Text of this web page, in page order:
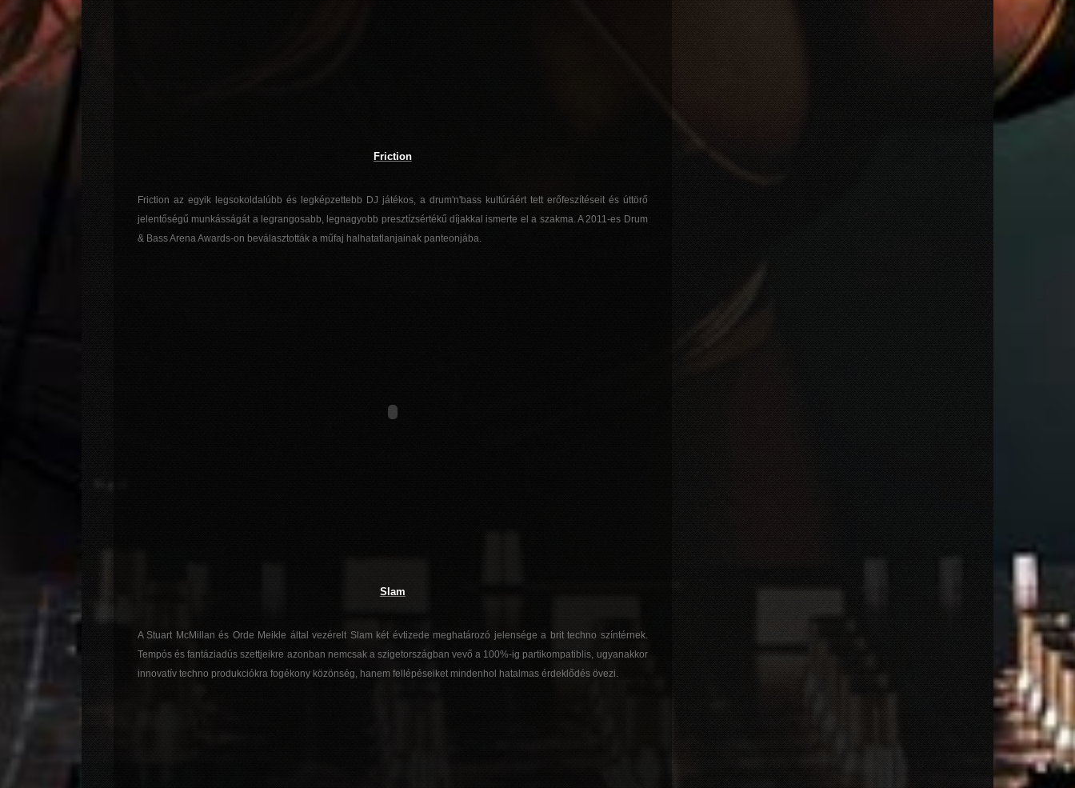
Friction
Friction az egyik legsokoldalúbb és legképzettebb DJ játékos, a drum'n'bass kultúráért tett erőfeszítéseit és úttörő
jelentőségű munkásságát a legrangosabb, legnagyobb presztízsértékű díjakkal ismerte el a szakma. A 2011-es Drum
& Bass Arena Awards-on beválasztották a műfaj halhatatlanjainak panteonjába.
Slam
A Stuart McMillan és Orde Meikle által vezérelt Slam két évtizede meghatározó jelensége a brit techno színtérnek.
Tempós és fantáziadús szettjeikre azonban nemcsak a szigetországban vevő a 100%-ig partikompatiblis, ugyanakkor
innovatív techno produkciókra fogékony közönség, hanem fellépéseiket mindenhol hatalmas érdeklődés övezi.